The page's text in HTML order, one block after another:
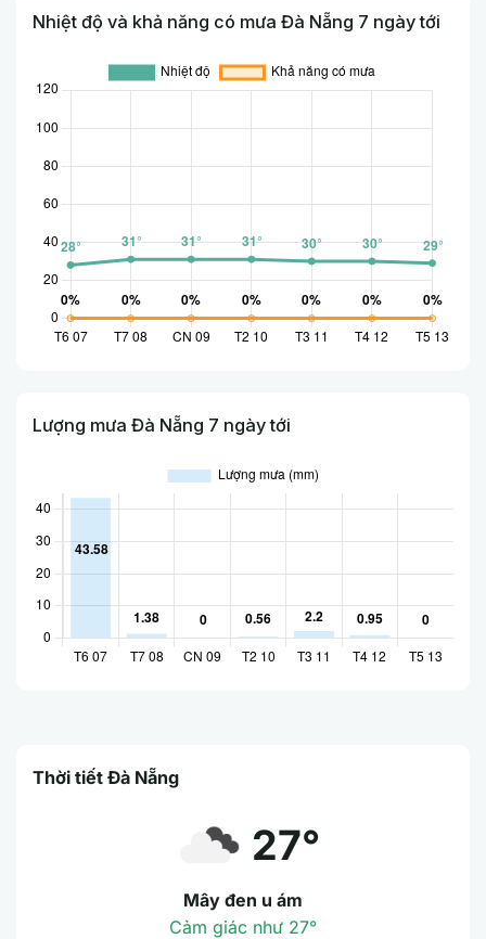
Nhiệt độ và khả năng có mưa Đà Nẵng 7 ngày tới
Lượng mưa Đà Nẵng 7 ngày tới
Thời tiết Đà Nẵng
27°
Mây đen u ám
Cảm giác như 27°